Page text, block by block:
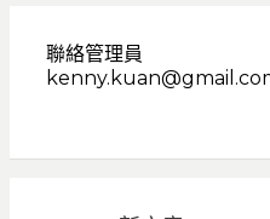
聯絡管理員